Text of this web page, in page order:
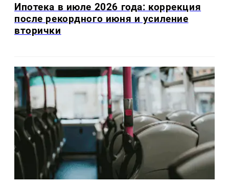
Ипотека в июле 2026 года: коррекция
после рекордного июня и усиление
вторички